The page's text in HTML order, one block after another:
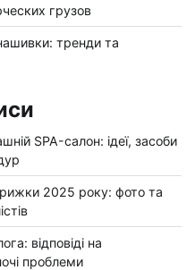
грузов
тренди та
SPA-салон: ідеї, засоби
2025 року: фото та
відповіді на
проблеми